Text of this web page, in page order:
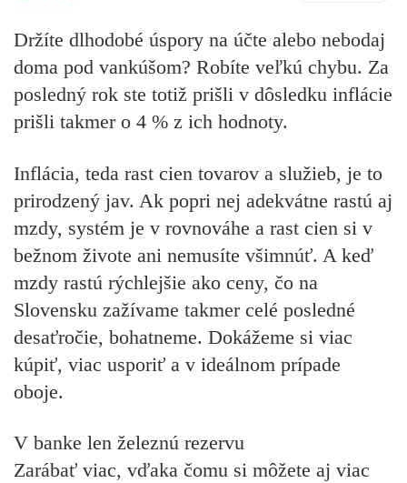
Držíte dlhodobé úspory na účte alebo nebodaj
doma pod vankúšom? Robíte veľkú chybu. Za
posledný rok ste totiž prišli v dôsledku inflácie
prišli takmer o 4 % z ich hodnoty.
Inflácia, teda rast cien tovarov a služieb, je to
prirodzený jav. Ak popri nej adekvátne rastú aj
mzdy, systém je v rovnováhe a rast cien si v
bežnom živote ani nemusíte všimnúť. A keď
mzdy rastú rýchlejšie ako ceny, čo na
Slovensku zažívame takmer celé posledné
desaťročie, bohatneme. Dokážeme si viac
kúpiť, viac usporiť a v ideálnom prípade
oboje.
V banke len železnú rezervu
Zarábať viac, vďaka čomu si môžete aj viac